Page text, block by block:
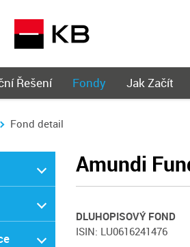
Řešení Fondy Jak Začít
Fond detail
Amundi
DLUHOPISOVÝ FOND
ISIN: LU0616241476